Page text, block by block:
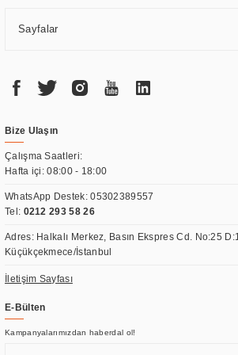
Sayfalar
Bize Ulaşın
Çalışma Saatleri:
Hafta içi: 08:00 - 18:00
WhatsApp Destek:05302389557
Tel: 0212 293 58 26
Adres: Halkalı Merkez, Basın Ekspres Cd. No:25
Küçükçekmece/İstanbul
İletişim Sayfası
E-Bülten
Kampanyalarımızdan haberdal ol!